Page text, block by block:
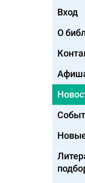
Вход
О